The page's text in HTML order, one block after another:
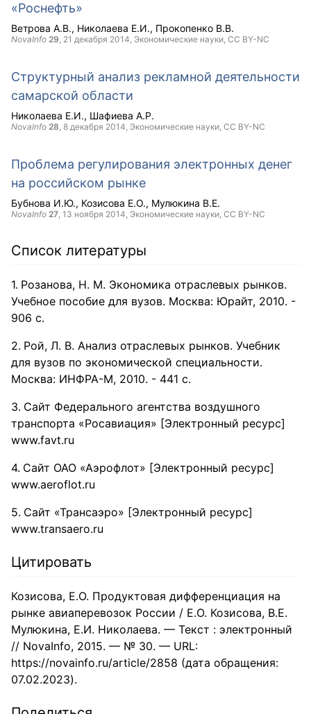
«Роснефть»
Ветрова А.В. Николаева Е.И. Прокопенко В.В.
NovaInfo 29, 21 декабря 2014, Экономические науки, CC BY-NC
Структурный анализ рекламной деятельности
самарской области
Николаева Е.И. Шафиева А.Р.
NovaInfo 28, 8 декабря 2014, Экономические науки, CC BY-NC
Проблема регулирования электронных денег
на российском рынке
Бубнова И.Ю. Козисова Е.О. Мулюкина В.Е.
NovaInfo 27, 13 ноября 2014, Экономические науки, CC BY-NC
Список литературы
Розанова, Н. М. Экономика отраслевых рынков.
Учебное пособие для вузов. Москва: Юрайт, 2010. -
906 с.
Рой, Л. В. Анализ отраслевых рынков. Учебник
для вузов по экономической специальности.
Москва: ИНФРА-М, 2010. - 441 с.
Сайт Федерального агентства воздушного
транспорта «Росавиация» [Электронный ресурс]
www.favt.ru
Сайт ОАО «Аэрофлот» [Электронный ресурс]
www.aeroflot.ru
Сайт «Трансаэро» [Электронный ресурс]
www.transaero.ru
Цитировать
Козисова, Е.О. Продуктовая дифференциация на
рынке авиаперевозок России / Е.О. Козисова, В.Е.
Мулюкина, Е.И. Николаева. — Текст : электронный
// NovaInfo, 2015. — № 30. — URL:
https://novainfo.ru/article/2858 (дата обращения:
07.02.2023).